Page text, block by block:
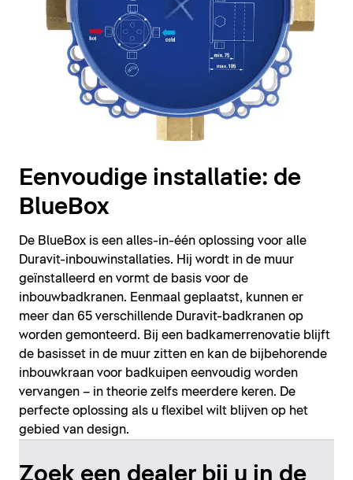
Eenvoudige installatie: de
BlueBox
De BlueBox is een alles-in-één oplossing voor alle
Duravit-inbouwinstallaties. Hij wordt in de muur
geïnstalleerd en vormt de basis voor de
inbouwbadkranen. Eenmaal geplaatst, kunnen er
meer dan 65 verschillende Duravit-badkranen op
worden gemonteerd. Bij een badkamerrenovatie blijft
de basisset in de muur zitten en kan de bijbehorende
inbouwkraan voor badkuipen eenvoudig worden
vervangen – in theorie zelfs meerdere keren. De
perfecte oplossing als u flexibel wilt blijven op het
gebied van design.
Zoek een dealer bij u in de